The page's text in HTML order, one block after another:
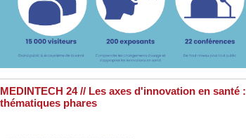
MEDINTECH 24 // Les axes d'innovation en santé :
thématiques phares